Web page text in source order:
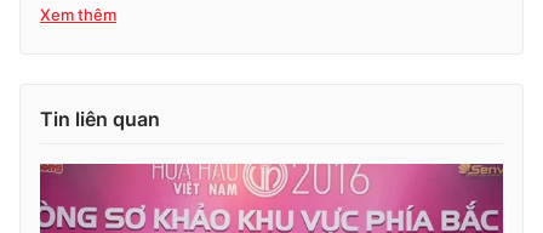
Xem thêm
Tin liên quan